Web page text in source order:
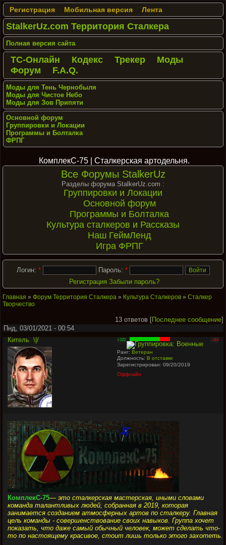
Регистрация Мобильная версия Лента
StalkerUz.com Территория Сталкера
Полная версия сайта
ТС-Онлайн Кодекс Трекер
Моды
Форум
F.A.Q.
Моды для Тень Чернобыля
Моды для Чистое Небо
Моды для Зов Припяти
Основной форум
Группировки и Локации
Программы и Болталка
ФРПГ
КомплекС-75 | Сталкерская артодельня.
Все Форумы StalkerUz
Разделы форума StalkerUz.com :
Группировки и Локации
Основной форум
Программы и Болталка
Культура сталкеров и Рассказы
Наш ГеймЛенд
Игра ФРПГ
Логин: * Пароль: *
Регистрация Забыли пароль?
Главная » Форум Территория Сталкера » Культура Сталкеров » Сталкер
Творчество
13 ответов [Последнее сообщение]
Пнд, 03/01/2021 - 00:54
Китель \|/ +332 -114
Ранг:Ветеран
Должность:В отставке
Зарегистрирован: 09/20/2019
Оффлайн
КомплекС-75— это сталкерская мастерская, иными словами
команда талантливых людей, собранная в 2019, которая
занимается созданием атмосферных артов по сталкеру. Главная
цель команды - совершенствование своих навыков. Группа хочет
показать, что даже самый обычный человек, может сделать что-
то по настоящему красивое, стоит лишь только этого захотеть.